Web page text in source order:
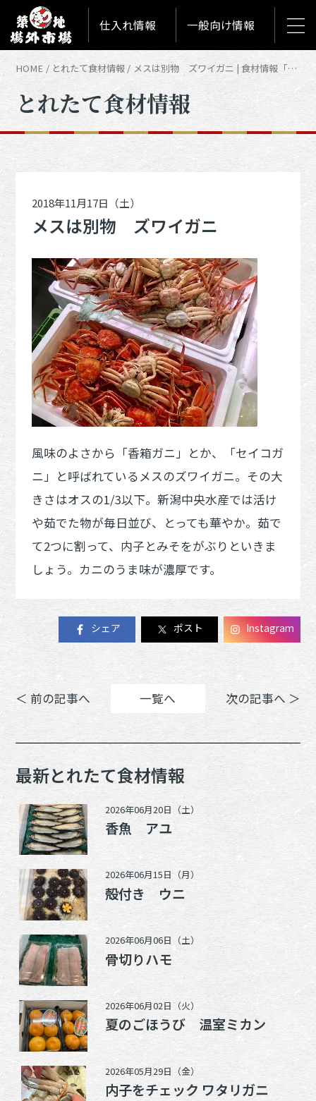
仕入れ情報 一般向け情報
HOME とれたて食材情報 メスは別物 ズワイガニ | 食材情報「とれたて築地食材情報」
とれたて食材情報
2018年11月17日（土）
メスは別物 ズワイガニ
風味のよさから「香箱ガニ」とか、「セイコガ
ニ」と呼ばれているメスのズワイガニ。その大
きさはオスの1/3以下。新潟中央水産では活け
や茹でた物が毎日並び、とっても華やか。茹で
て2つに割って、内子とみそをがぶりといきま
しょう。カニのうま味が濃厚です。
シェア ポスト Instagram
＜ 前の記事へ 一覧へ 次の記事へ ＞
最新とれたて食材情報
2026年06月20日（土）
香魚 アユ
2026年06月15日（月）
殻付き ウニ
2026年06月06日（土）
骨切りハモ
2026年06月02日（火）
夏のごほうび 温室ミカン
2026年05月29日（金）
内子をチェック ワタリガニ